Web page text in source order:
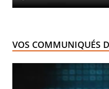
VOS COMMUNIQUÉS